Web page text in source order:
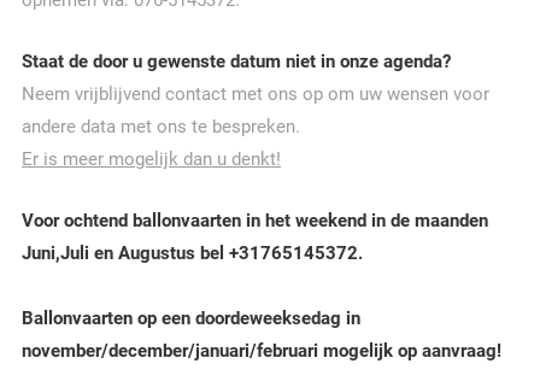
Staat de door u gewenste datum niet in onze agenda?
Neem vrijblijvend contact met ons op om uw wensen voor
andere data met ons te bespreken.
Er is meer mogelijk dan u denkt!
Voor ochtend ballonvaarten in het weekend in de maanden
Juni,Juli en Augustus bel +31765145372.
Ballonvaarten op een doordeweeksedag in
november/december/januari/februari mogelijk op aanvraag!